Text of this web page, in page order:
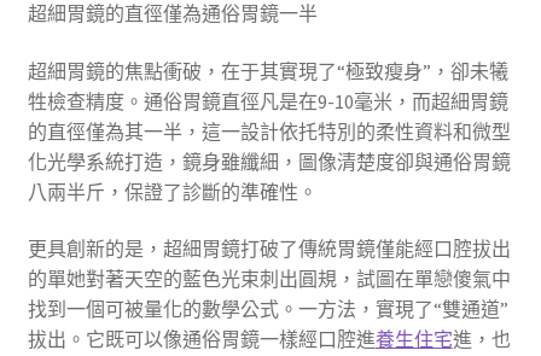
超細胃鏡的直徑僅為通俗胃鏡一半
超細胃鏡的焦點衝破，在于其實現了“極致瘦身”，卻未犧
牲檢查精度。通俗胃鏡直徑凡是在9-10毫米，而超細胃鏡
的直徑僅為其一半，這一設計依托特別的柔性資料和微型
化光學系統打造，鏡身雖纖細，圖像清楚度卻與通俗胃鏡
八兩半斤，保證了診斷的準確性。
更具創新的是，超細胃鏡打破了傳統胃鏡僅能經口腔拔出
的單她對著天空的藍色光束刺出圓規，試圖在單戀傻氣中
找到一個可被量化的數學公式。一方法，實現了“雙通道”
拔出。它既可以像通俗胃鏡一樣經口腔進養生住宅進，也